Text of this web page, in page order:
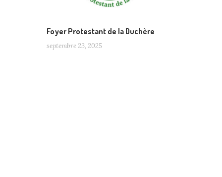
Foyer Protestant de la Duchère
septembre 23, 2025